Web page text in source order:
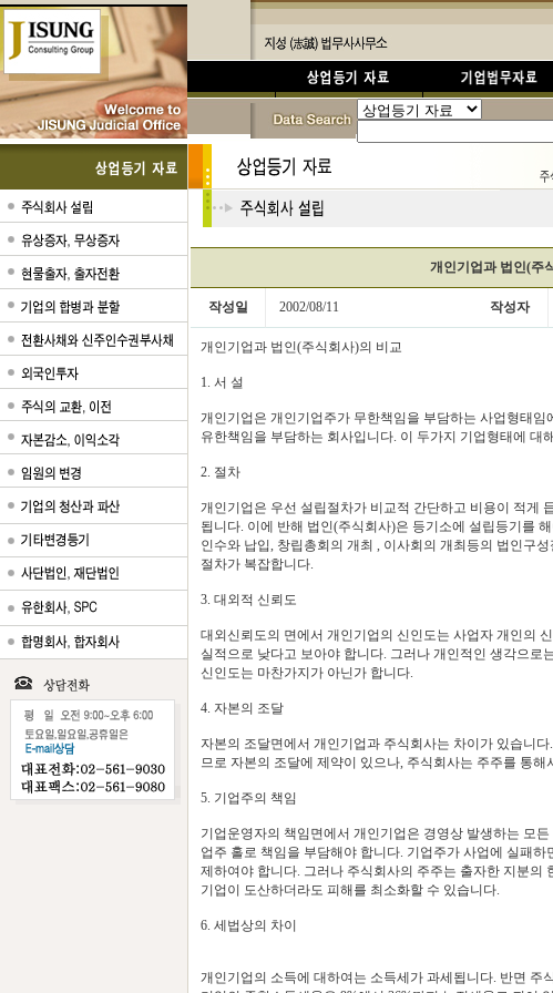
개인기업과 법인(주
작성일 2002/08/11 작성자
개인기업과 법인(주식회사)의 비교
1. 서 설
개인기업은 개인기업주가 무한책임을 부담하는 사업형태
유한책임을 부담하는 회사입니다. 이 두가지 기업형태에 대
2. 절차
개인기업은 우선 설립절차가 비교적 간단하고 비용이 적게
됩니다. 이에 반해 법인(주식회사)은 등기소에 설립등기를
인수와 납입, 창립총회의 개최 , 이사회의 개최등의 법인구
절차가 복잡합니다.
3. 대외적 신뢰도
대외신뢰도의 면에서 개인기업의 신인도는 사업자 개인의
실적으로 낮다고 보아야 합니다. 그러나 개인적인 생각으로
신인도는 마찬가지가 아닌가 합니다.
4. 자본의 조달
자본의 조달면에서 개인기업과 주식회사는 차이가 있습니
므로 자본의 조달에 제약이 있으나, 주식회사는 주주를 통
5. 기업주의 책임
기업운영자의 책임면에서 개인기업은 경영상 발생하는 모
업주 홀로 책임을 부담해야 합니다. 기업주가 사업에 실패
제하여야 합니다. 그러나 주식회사의 주주는 출자한 지분의
기업이 도산하더라도 피해를 최소화할 수 있습니다.
6. 세법상의 차이
개인기업의 소득에 대하여는 소득세가 과세됩니다. 반면 주